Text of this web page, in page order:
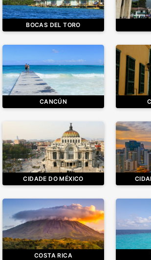
BOCAS DEL TORO
CANCÚN
CIDADE DO MÉXICO
COSTA RICA